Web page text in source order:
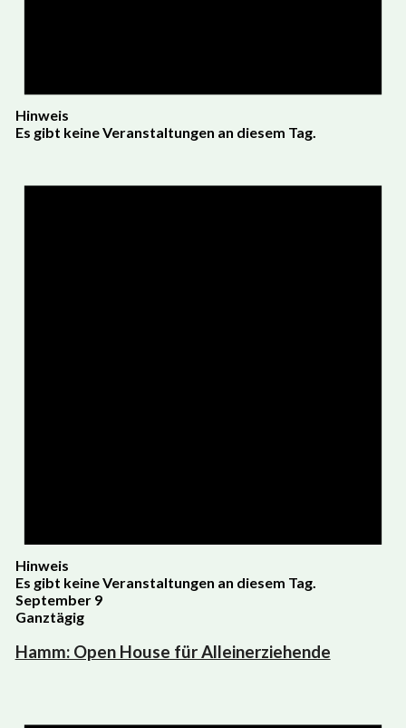
Hinweis
Es gibt keine Veranstaltungen an diesem Tag.
Hinweis
Es gibt keine Veranstaltungen an diesem Tag.
September 9
Ganztägig
Hamm: Open House für Alleinerziehende